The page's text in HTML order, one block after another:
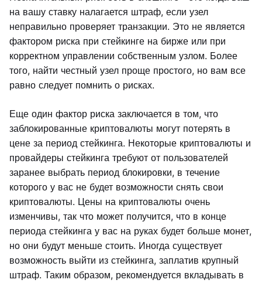
на вашу ставку налагается штраф, если узел
неправильно проверяет транзакции. Это не является
фактором риска при стейкинге на бирже или при
корректном управлении собственным узлом. Более
того, найти честный узел проще простого, но вам все
равно следует помнить о рисках.
Еще один фактор риска заключается в том, что
заблокированные криптовалюты могут потерять в
цене за период стейкинга. Некоторые криптовалюты и
провайдеры стейкинга требуют от пользователей
заранее выбрать период блокировки, в течение
которого у вас не будет возможности снять свои
криптовалюты. Цены на криптовалюты очень
изменчивы, так что может получится, что в конце
периода стейкинга у вас на руках будет больше монет,
но они будут меньше стоить. Иногда существует
возможность выйти из стейкинга, заплатив крупный
штраф. Таким образом, рекомендуется вкладывать в